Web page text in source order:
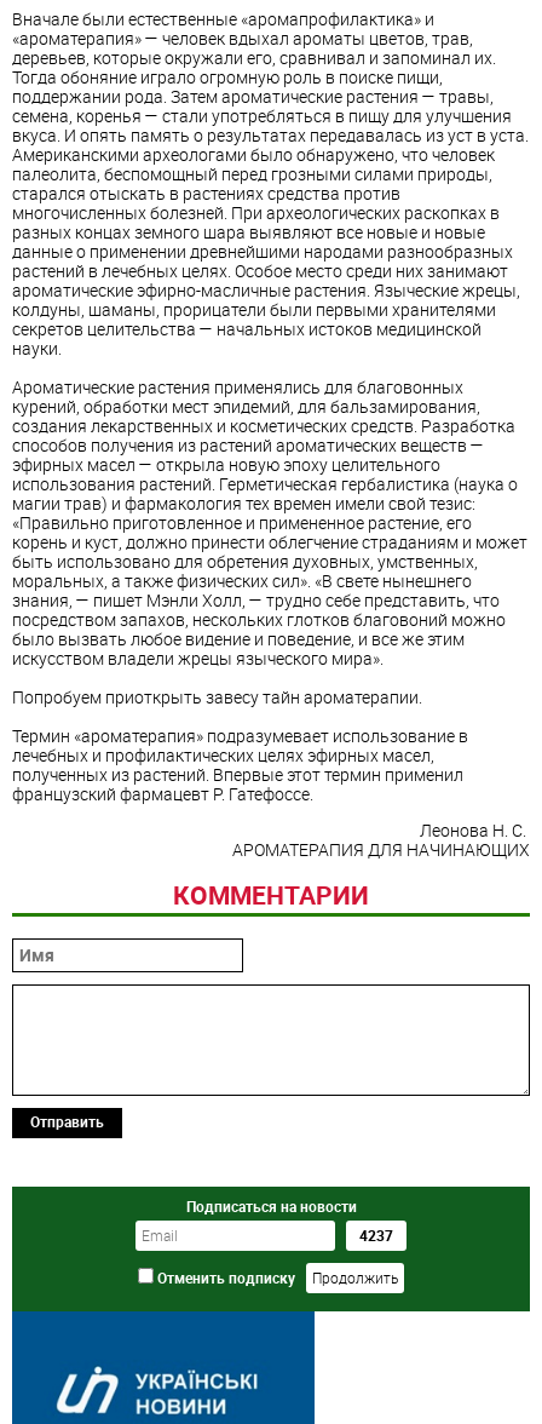
Вначале были естественные «аромапрофилактика» и
«ароматерапия» — человек вдыхал ароматы цветов, трав,
деревьев, которые окружали его, сравнивал и запоминал их.
Тогда обоняние играло огромную роль в поиске пищи,
поддержании рода. Затем ароматические растения — травы,
семена, коренья — стали употребляться в пищу для улучшения
вкуса. И опять память о результатах передавалась из уст в уста.
Американскими археологами было обнаружено, что человек
палеолита, беспомощный перед грозными силами природы,
старался отыскать в растениях средства против
многочисленных болезней. При археологических раскопках в
разных концах земного шара выявляют все новые и новые
данные о применении древнейшими народами разнообразных
растений в лечебных целях. Особое место среди них занимают
ароматические эфирно-масличные растения. Языческие жрецы,
колдуны, шаманы, прорицатели были первыми хранителями
секретов целительства — начальных истоков медицинской
науки.
Ароматические растения применялись для благовонных
курений, обработки мест эпидемий, для бальзамирования,
создания лекарственных и косметических средств. Разработка
способов получения из растений ароматических веществ —
эфирных масел — открыла новую эпоху целительного
использования растений. Герметическая гербалистика (наука о
магии трав) и фармакология тех времен имели свой тезис:
«Правильно приготовленное и примененное растение, его
корень и куст, должно принести облегчение страданиям и может
быть использовано для обретения духовных, умственных,
моральных, а также физических сил». «В свете нынешнего
знания, — пишет Мэнли Холл, — трудно себе представить, что
посредством запахов, нескольких глотков благовоний можно
было вызвать любое видение и поведение, и все же этим
искусством владели жрецы языческого мира».
Попробуем приоткрыть завесу тайн ароматерапии.
Термин «ароматерапия» подразумевает использование в
лечебных и профилактических целях эфирных масел,
полученных из растений. Впервые этот термин применил
французский фармацевт Р. Гатефоссе.
Леонова Н. С.
АРОМАТЕРАПИЯ ДЛЯ НАЧИНАЮЩИХ
КОММЕНТАРИИ
Отправить
Подписаться на новости
Отменить подписку